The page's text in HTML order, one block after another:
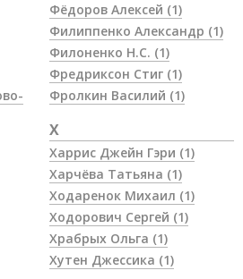
Фёдоров Алексей (1)
Филиппенко Александр (1)
Филоненко Н.С. (1)
Фредриксон Стиг (1)
Фролкин Василий (1)
Х
Харрис Джейн Гэри (1)
Харчёва Татьяна (1)
Ходаренок Михаил (1)
Ходорович Сергей (1)
Храбрых Ольга (1)
Хутен Джессика (1)